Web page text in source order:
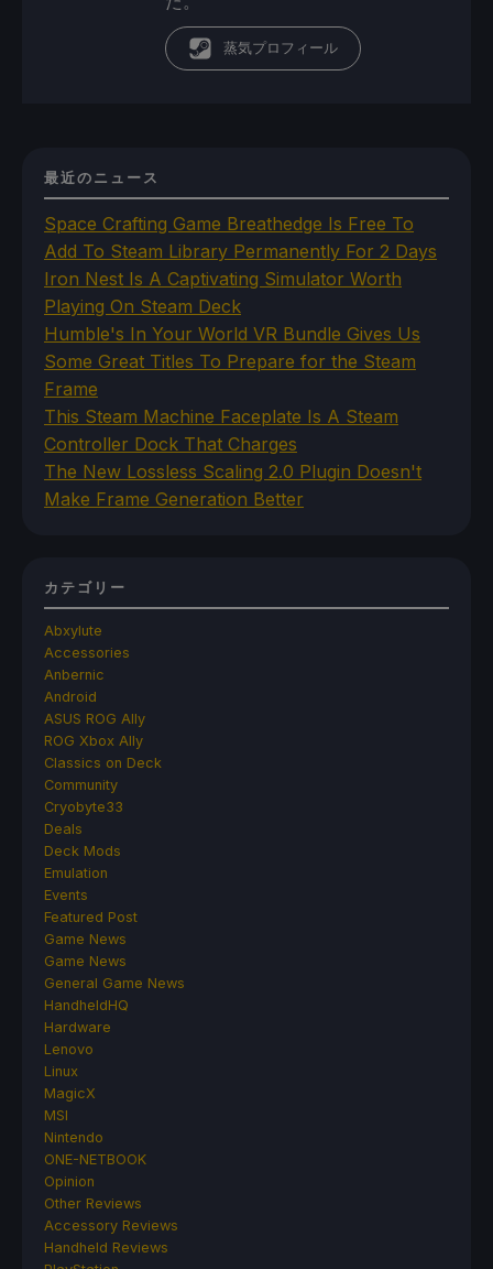
蒸気プロフィール
最近のニュース
Space Crafting Game Breathedge Is Free To
Add To Steam Library Permanently For 2 Days
Iron Nest Is A Captivating Simulator Worth
Playing On Steam Deck
Humble's In Your World VR Bundle Gives Us
Some Great Titles To Prepare for the Steam
Frame
This Steam Machine Faceplate Is A Steam
Controller Dock That Charges
The New Lossless Scaling 2.0 Plugin Doesn't
Make Frame Generation Better
カテゴリー
Abxylute
Accessories
Anbernic
Android
ASUS ROG Ally
ROG Xbox Ally
Classics on Deck
Community
Cryobyte33
Deals
Deck Mods
Emulation
Events
Featured Post
Game News
Game News
General Game News
HandheldHQ
Hardware
Lenovo
Linux
MagicX
MSI
Nintendo
ONE-NETBOOK
Opinion
Other Reviews
Accessory Reviews
Handheld Reviews